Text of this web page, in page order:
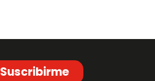
Suscribirme